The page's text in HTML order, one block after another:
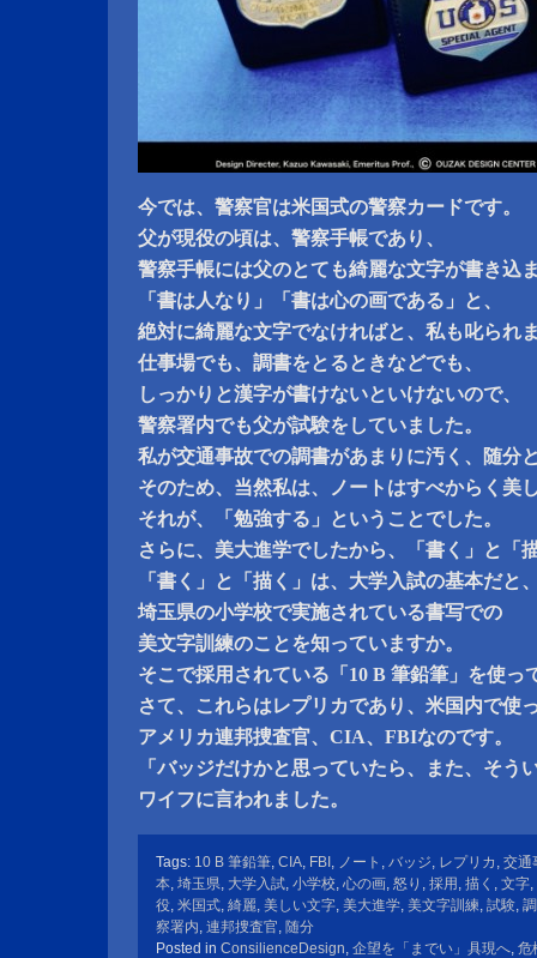
今では、警察官は米国式の警察カードです。
父が現役の頃は、警察手帳であり、
警察手帳には父のとても綺麗な文字が書き込
「書は人なり」「書は心の画である」と、
絶対に綺麗な文字でなければと、私も叱られ
仕事場でも、調書をとるときなどでも、
しっかりと漢字が書けないといけないので、
警察署内でも父が試験をしていました。
私が交通事故での調書があまりに汚く、随分
そのため、当然私は、ノートはすべからく美
それが、「勉強する」ということでした。
さらに、美大進学でしたから、「書く」と「
「書く」と「描く」は、大学入試の基本だと
埼玉県の小学校で実施されている書写での
美文字訓練のことを知っていますか。
そこで採用されている「10 B 筆鉛筆」を使っ
さて、これらはレプリカであり、米国内で使
アメリカ連邦捜査官、CIA、FBIなのです。
「バッジだけかと思っていたら、また、そう
ワイフに言われました。
Tags: 10 B 筆鉛筆, CIA, FBI , ノート , バッジ, レプリカ , 交通
本, 埼玉県, 大学入試, 小学校, 心の画, 怒り , 採用 , 描く , 文字,
役, 米国式, 綺麗, 美しい文字, 美大進学, 美文字訓練, 試験,
察署内, 連邦捜査官, 随分
Posted in ConsilienceDesign, 企望を「までい」具現へ, 危